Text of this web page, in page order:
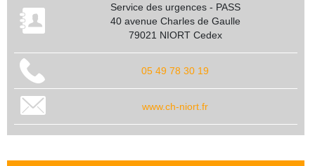
Service des urgences - PASS
40 avenue Charles de Gaulle
79021 NIORT Cedex
05 49 78 30 19
www.ch-niort.fr